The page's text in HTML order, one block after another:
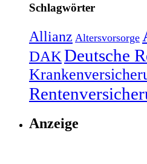
Schlagwörter
Allianz Altersvorsorge
DAKDeutsche
Anzeige